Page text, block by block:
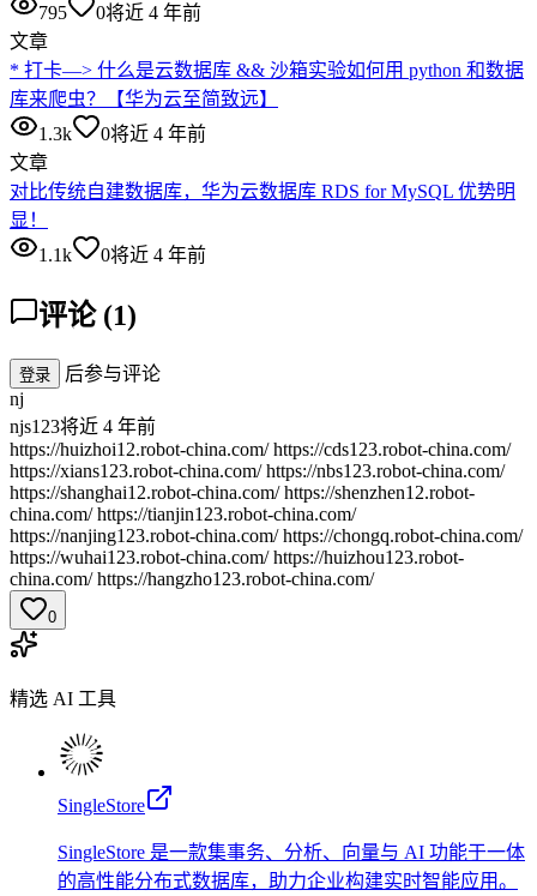
795
0将近 4 年前
文章
* 打卡—> 什么是云数据库 && 沙箱实验如何用 python 和数据
库来爬虫？【华为云至简致远】
1.3k
0将近 4 年前
文章
对比传统自建数据库，华为云数据库 RDS for MySQL 优势明
显！
1.1k
0将近 4 年前
评论 (1)
登录
后参与评论
nj
njs123将近 4 年前
https://huizhoi12.robot-china.com/ https://cds123.robot-china.com/
https://xians123.robot-china.com/ https://nbs123.robot-china.com/
https://shanghai12.robot-china.com/ https://shenzhen12.robot-
china.com/ https://tianjin123.robot-china.com/
https://nanjing123.robot-china.com/ https://chongq.robot-china.com/
https://wuhai123.robot-china.com/ https://huizhou123.robot-
china.com/ https://hangzho123.robot-china.com/
0
精选 AI 工具
SingleStore
SingleStore 是一款集事务、分析、向量与 AI 功能于一体
的高性能分布式数据库，助力企业构建实时智能应用。